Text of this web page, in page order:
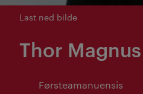
Last ned bilde
Thor
Førsteamanuensis